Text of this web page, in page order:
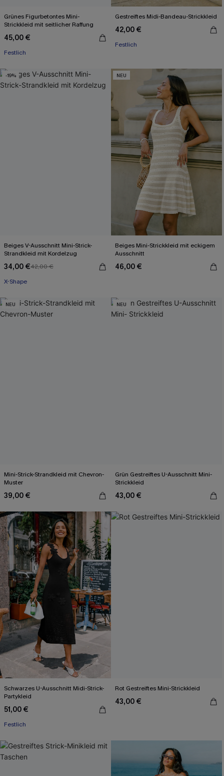
Grünes Figurbetontes Mini-
Strickkleid mit seitlicher Raffung
45,00 €
Festlich
Gestreiftes Midi-Bandeau-Strickkleid
42,00 €
Festlich
-19%
Beiges V-Ausschnitt Mini-Strick-
Strandkleid mit Kordelzug
34,00 €42,00 €
X-Shape
NEU
Beiges Mini-Strickkleid mit eckigem
Ausschnitt
46,00 €
NEU
Mini-Strick-Strandkleid mit Chevron-
Muster
39,00 €
NEU
Grün Gestreiftes U-Ausschnitt Mini-
Strickkleid
43,00 €
Schwarzes U-Ausschnitt Midi-Strick-
Partykleid
51,00 €
Festlich
Rot Gestreiftes Mini-Strickkleid
43,00 €